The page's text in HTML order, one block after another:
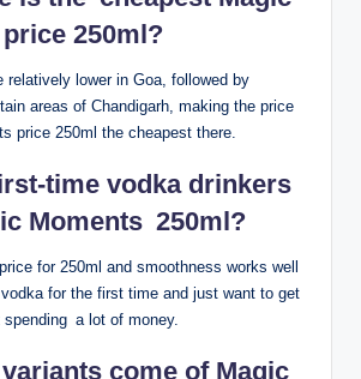
électroniques — dont Skrill — de leurs
de bienvenue. Cette décision,
les opérateurs par des raisons de
et de prévention des abus, représente un
pour les nouveaux parieurs qui
conduit certains parieurs à adopter une
du bonus, puis basculer vers Skrill
ultérieures. Ce comportement, bien
illustre une tension entre les
250ml?
relatively lower in Goa, followed by
areas of Chandigarh, making the price
price 250ml the cheapest there.
time vodka drinkers
Moments 250ml?
for 250ml and smoothness works well
vodka for the first time and just want to get
a lot of money.
come of Magic